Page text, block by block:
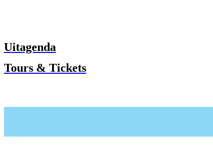
Uitagenda
Tours & Tickets